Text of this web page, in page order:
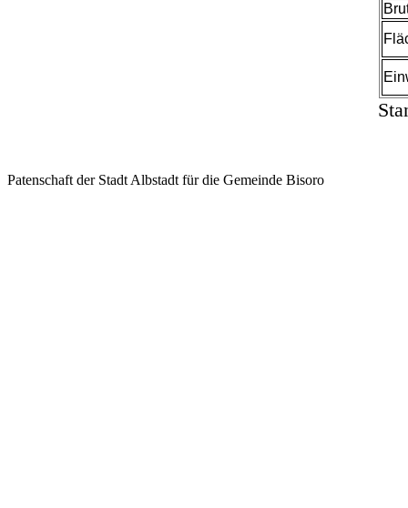
Patenschaft der Stadt Albstadt für die Gemeinde Bisoro